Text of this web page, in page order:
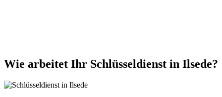
Wie arbeitet Ihr Schlüsseldienst in Ilsede?